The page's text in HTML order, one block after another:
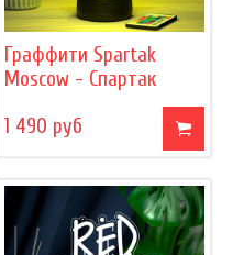
Граффити Spartak
Moscow - Спартак
1 490 руб